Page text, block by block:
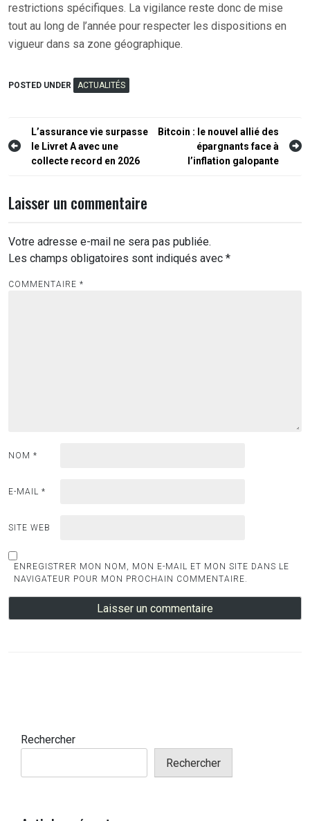
restrictions spécifiques. La vigilance reste donc de mise
tout au long de l’année pour respecter les dispositions en
vigueur dans sa zone géographique.
POSTED UNDER ACTUALITÉS
Navigation
de
L’assurance vie surpasse
le Livret A avec une
collecte record en 2026
Bitcoin : le nouvel allié des
épargnants face à
l’inflation galopante
Laisser un commentaire
Votre adresse e-mail ne sera pas publiée.
Les champs obligatoires sont indiqués avec *
COMMENTAIRE *
NOM *
E-MAIL *
SITE WEB
ENREGISTRER MON NOM, MON E-MAIL ET MON SITE DANS LE
NAVIGATEUR POUR MON PROCHAIN COMMENTAIRE.
Rechercher
Rechercher